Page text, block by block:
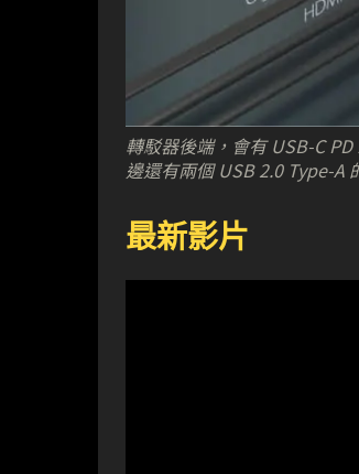
轉駁器後端，會有 USB-C
邊還有兩個 USB 2.0 Type-A
最新影片